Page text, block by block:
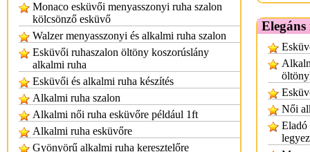
Monaco esküvői menyasszonyi ruha szalon
kölcsönző esküvő
Walzer menyasszonyi és alkalmi ruha szalon
Esküvői ruhaszalon öltöny koszorúslány
alkalmi ruha
Esküvői és alkalmi ruha készítés
Alkalmi ruha szalon
Alkalmi női ruha esküvőre például 1ft
Alkalmi ruha esküvőre
Gyönyörű alkalmi ruha keresztelőre
Női
Eladó